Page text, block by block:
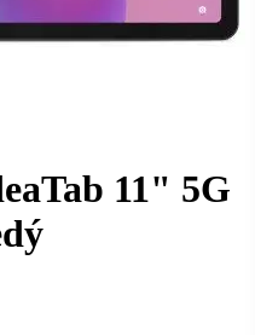
11" 5G